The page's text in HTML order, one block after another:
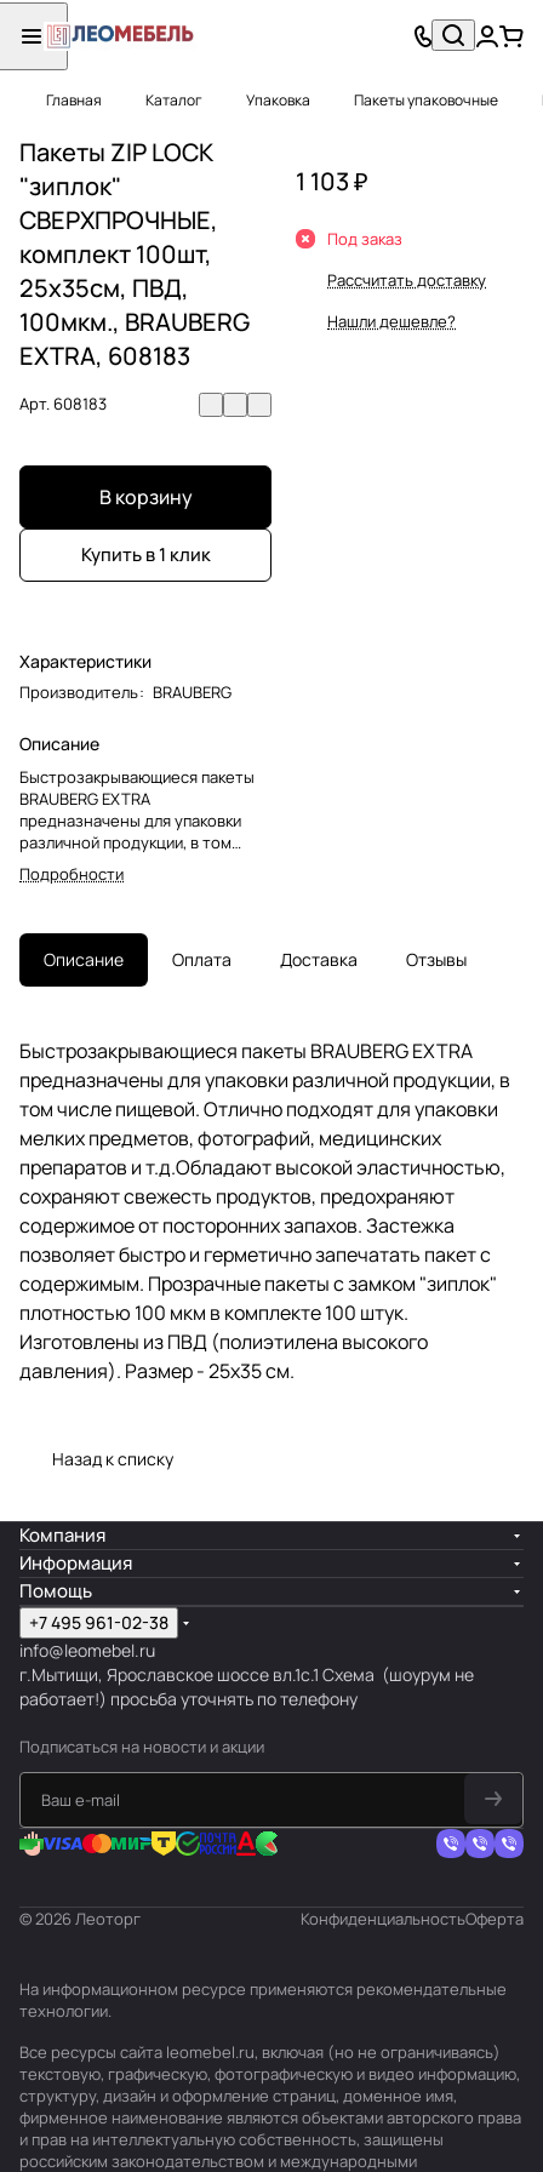
Главная Каталог Упаковка Пакеты упаковочные
Пакеты ZIP LOCK
"зиплок"
СВЕРХПРОЧНЫЕ,
комплект 100шт,
25х35см, ПВД,
100мкм., BRAUBERG
EXTRA, 608183
Арт.608183
В корзину
Купить в 1 клик
Характеристики
Производитель: BRAUBERG
Описание
Быстрозакрывающиеся пакеты
BRAUBERG EXTRA
предназначены для упаковки
различной продукции, в том
числе пищевой. Отлично
подходят для упаковки мелких
медицинских препаратов и
т.д.Обладают высокой
эластичностью, сохраняют
посторонних запахов. Застежка
позволяет быстро и герметично
запечатать пакет с содержимым.
Прозрачные пакеты с замком
"зиплок" плотностью 100 мкм в
комплекте 100 штук.
Изготовлены из ПВД
(полиэтилена высокого
давления). Размер - 25х35 см.
Подробности
1 103 ₽
Под заказ
Рассчитать доставку
Нашли дешевле?
Описание Оплата Доставка Отзывы
Быстрозакрывающиеся пакеты BRAUBERG EXTRA
предназначены для упаковки различной продукции, в
том числе пищевой. Отлично подходят для упаковки
мелких предметов, фотографий, медицинских
препаратов и т.д.Обладают высокой эластичностью,
сохраняют свежесть продуктов, предохраняют
содержимое от посторонних запахов. Застежка
позволяет быстро и герметично запечатать пакет с
содержимым. Прозрачные пакеты с замком "зиплок"
плотностью 100 мкм в комплекте 100 штук.
Изготовлены из ПВД (полиэтилена высокого
давления). Размер - 25х35 см.
Назад к списку
Компания
Информация
Помощь
+7 495 961-02-38
info@leomebel.ru
г.Мытищи, Ярославское шоссе вл.1с.1 Схема (шоурум не
работает!) просьба уточнять по телефону
Подписаться на новости и акции
© 2026 Леоторг КонфиденциальностьОферта
На информационном ресурсе применяются рекомендательные
технологии.
Все ресурсы сайта leomebel.ru, включая (но не ограничиваясь)
текстовую, графическую, фотографическую и видео информацию,
структуру, дизайн и оформление страниц, доменное имя,
фирменное наименование являются объектами авторского права
и прав на интеллектуальную собственность, защищены
российским законодательством и международными